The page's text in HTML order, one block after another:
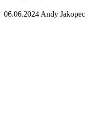
06.06.2024 Andy Jakopec